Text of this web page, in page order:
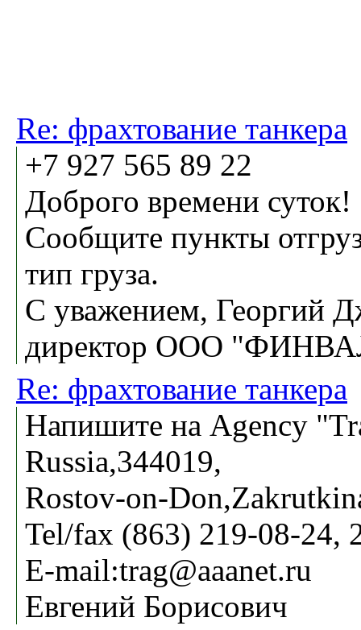
Re: фрахтование танкера
+7 927 565 89 22
Доброго времени суток!
Сообщите пункты
тип груза.
С уважением, Георгий
директор ООО
Re: фрахтование танкера
Напишите на Agency
Russia,344019,
Rostov-on-
Tel/fax (863) 219-08-24,
E-mail:trag@aaanet.ru
Евгений Борисович